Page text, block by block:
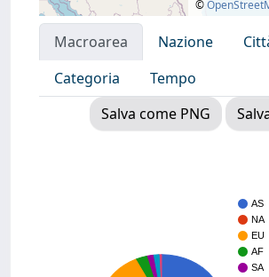
©
Macroarea Nazione
Categoria
Tempo
Salva come PNG
AS
NA
EU
AF
SA